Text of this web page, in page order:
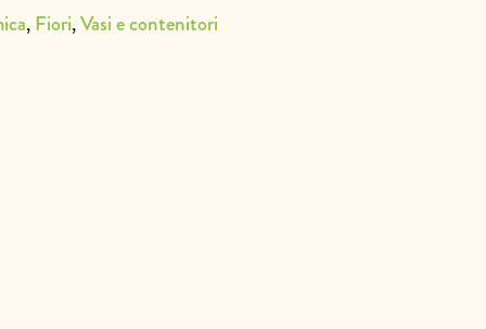
,Fiori,Vasi e contenitori